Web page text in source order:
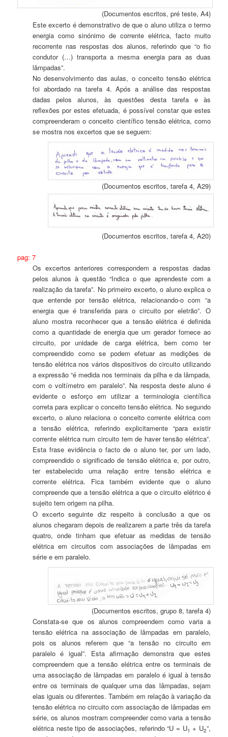
(Documentos escritos, pré teste, A4)
Este excerto é demonstrativo de que o aluno utiliza o termo
energia como sinónimo de corrente elétrica, facto muito
recorrente nas respostas dos alunos, referindo que “o fio
condutor (…) transporta a mesma energia para as duas
lâmpadas”.
No desenvolvimento das aulas, o conceito tensão elétrica
foi abordado na tarefa 4. Após a análise das respostas
dadas pelos alunos, às questões desta tarefa e às
reflexões por estes efetuada, é possível constar que estes
compreenderam o conceito científico tensão elétrica, como
se mostra nos excertos que se seguem:
(Documentos escritos, tarefa 4, A29)
(Documentos escritos, tarefa 4, A20)
pag: 7
Os excertos anteriores correspondem a respostas dadas
pelos alunos à questão “Indica o que aprendeste com a
realização da tarefa”. No primeiro excerto, o aluno explica o
que entende por tensão elétrica, relacionando-o com “a
energia que é transferida para o circuito por eletrão”. O
aluno mostra reconhecer que a tensão elétrica é definida
como a quantidade de energia que um gerador fornece ao
circuito, por unidade de carga elétrica, bem como ter
compreendido como se podem efetuar as medições de
tensão elétrica nos vários dispositivos do circuito utilizando
a expressão “é medida nos terminais da pilha e da lâmpada,
com o voltímetro em paralelo”. Na resposta deste aluno é
evidente o esforço em utilizar a terminologia científica
correta para explicar o conceito tensão elétrica. No segundo
excerto, o aluno relaciona o conceito corrente elétrica com
a tensão elétrica, referindo explicitamente “para existir
corrente elétrica num circuito tem de haver tensão elétrica”.
Esta frase evidência o facto de o aluno ter, por um lado,
compreendido o significado de tensão elétrica e, por outro,
ter estabelecido uma relação entre tensão elétrica e
corrente elétrica. Fica também evidente que o aluno
compreende que a tensão elétrica a que o circuito elétrico é
sujeito tem origem na pilha.
O excerto seguinte diz respeito à conclusão a que os
alunos chegaram depois de realizarem a parte três da tarefa
quatro, onde tinham que efetuar as medidas de tensão
elétrica em circuitos com associações de lâmpadas em
série e em paralelo.
(Documentos escritos, grupo 8, tarefa 4)
Constata-se que os alunos compreendem como varia a
tensão elétrica na associação de lâmpadas em paralelo,
pois os alunos referem que “a tensão no circuito em
paralelo é igual”. Esta afirmação demonstra que estes
compreendem que a tensão elétrica entre os terminais de
uma associação de lâmpadas em paralelo é igual à tensão
entre os terminais de qualquer uma das lâmpadas, sejam
elas iguais ou diferentes. Também em relação à variação da
tensão elétrica no circuito com associação de lâmpadas em
série, os alunos mostram compreender como varia a tensão
elétrica neste tipo de associações, referindo “U = U1 + U2”,